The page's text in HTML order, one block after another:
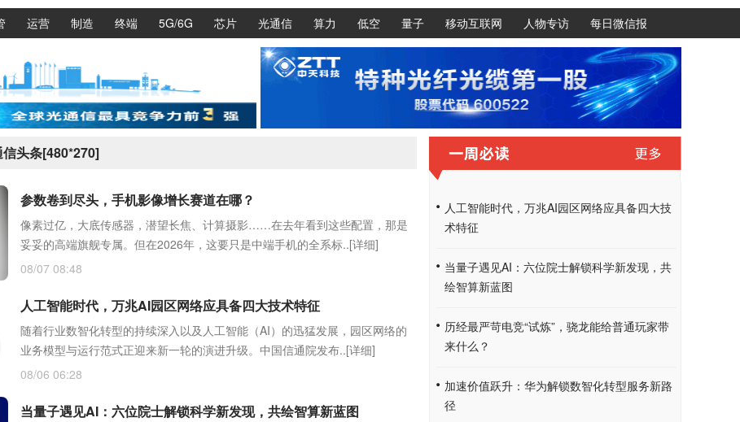
运营 制造 终端 5G/6G 芯片 光通信 算力 低空 量子 移动互联网 人物专访 每日微信报
头条[480*270]
参数卷到尽头，手机影像增长赛道在哪？
像素过亿，大底传感器，潜望长焦、计算摄影……在去年看到这些配置，那是
妥妥的高端旗舰专属。但在2026年，这要只是中端手机的全系标..[详细]
08/07 08:48
人工智能时代，万兆AI园区网络应具备四大技术特征
随着行业数智化转型的持续深入以及人工智能（AI）的迅猛发展，园区网络的
业务模型与运行范式正迎来新一轮的演进升级。中国信通院发布..[详细]
08/06 06:28
当量子遇见AI：六位院士解锁科学新发现，共绘智算新蓝图
人工智能时代，万兆AI园区网络应具备四大技
术特征
当量子遇见AI：六位院士解锁科学新发现，共
绘智算新蓝图
历经最严苛电竞“试炼”，骁龙能给普通玩家带
来什么？
加速价值跃升：华为解锁数智化转型服务新路
径